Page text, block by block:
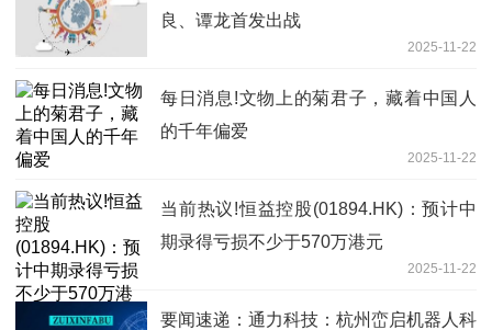
良、谭龙首发出战
2025-11-22
每日消息!文物上的菊君子，藏着中国人
的千年偏爱
2025-11-22
当前热议!恒益控股(01894.HK)：预计中
期录得亏损不少于570万港元
2025-11-22
要闻速递：通力科技：杭州峦启机器人科